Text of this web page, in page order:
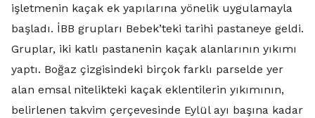
işletmenin kaçak ek yapılarına yönelik uygulamayla
başladı. İBB grupları Bebek’teki tarihi pastaneye geldi.
Gruplar, iki katlı pastanenin kaçak alanlarının yıkımı
yaptı. Boğaz çizgisindeki birçok farklı parselde yer
alan emsal nitelikteki kaçak eklentilerin yıkımının,
belirlenen takvim çerçevesinde Eylül ayı başına kadar